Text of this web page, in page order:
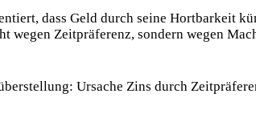
dass Geld durch seine Hortbarkeit
wegen Zeitpräferenz, sondern wegen
Ursache Zins durch